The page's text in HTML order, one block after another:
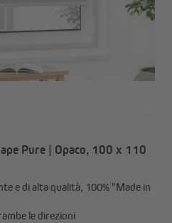
Pure | Opaco, 100 x 110
e di alta qualità, 100% "Made in
le direzioni